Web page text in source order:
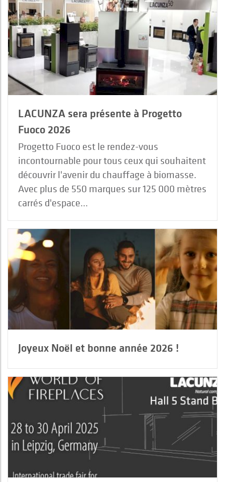
LACUNZA sera présente à Progetto
Fuoco 2026
Progetto Fuoco est le rendez-vous
incontournable pour tous ceux qui souhaitent
découvrir l'avenir du chauffage à biomasse.
Avec plus de 550 marques sur 125 000 mètres
carrés d'espace...
Joyeux Noël et bonne année 2026 !